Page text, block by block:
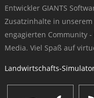
Entwickler GIANTS
Zusatzinhalte in
engagierten Community
Media. Viel Spaß auf
Landwirtschafts-